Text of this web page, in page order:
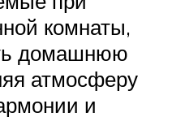
комнаты,
домашнюю
атмосферу
и